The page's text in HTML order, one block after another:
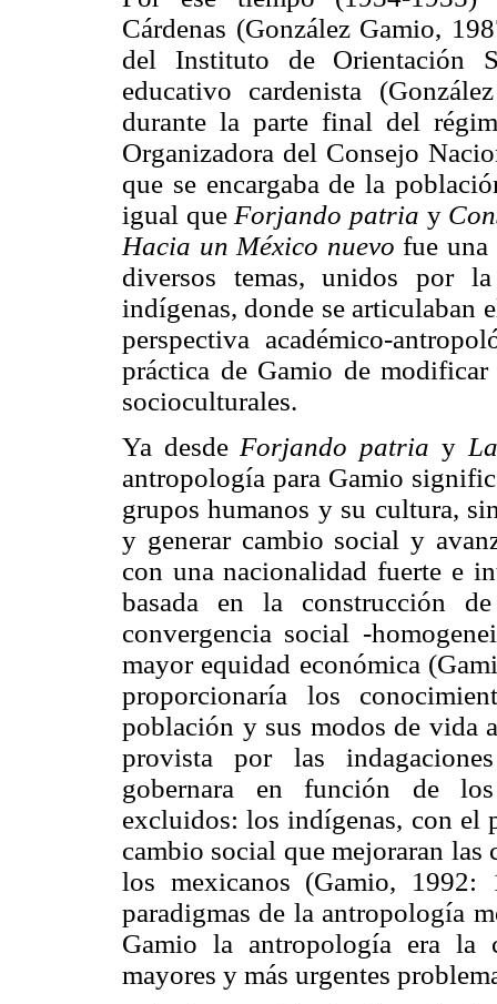
Cárdenas (González Gamio,
del Instituto de Orientación
educativo cardenista
durante la parte final del
Organizadora del Consejo
que se encargaba de la
igual que Forjando patria y
Hacia un México nuevo fue una
diversos temas, unidos por
indígenas, donde se articulaban
perspectiva académico-
práctica de Gamio de
socioculturales.
Ya desde Forjando patria y
antropología para Gamio
grupos humanos y su cultura,
y generar cambio social y
con una nacionalidad fuerte e
basada en la construcción
convergencia social -
mayor equidad económica
proporcionaría los
población y sus modos de vida
provista por las
gobernara en función de
excluidos: los indígenas, con el
cambio social que mejoraran las
los mexicanos (Gamio,
paradigmas de la antropología
Gamio la antropología era la
mayores y más urgentes